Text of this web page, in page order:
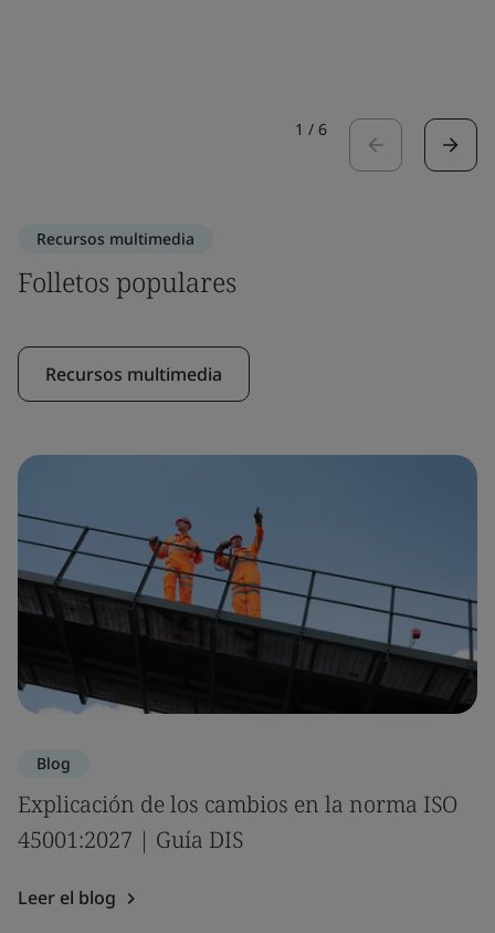
1 / 6
Recursos multimedia
Folletos populares
Recursos multimedia
Blog
Explicación de los cambios en la norma ISO
45001:2027 | Guía DIS
Leer el blog